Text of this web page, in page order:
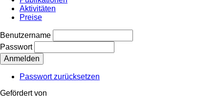
Aktivitäten
Preise
Benutzername
Passwort
Passwort zurücksetzen
Gefördert von